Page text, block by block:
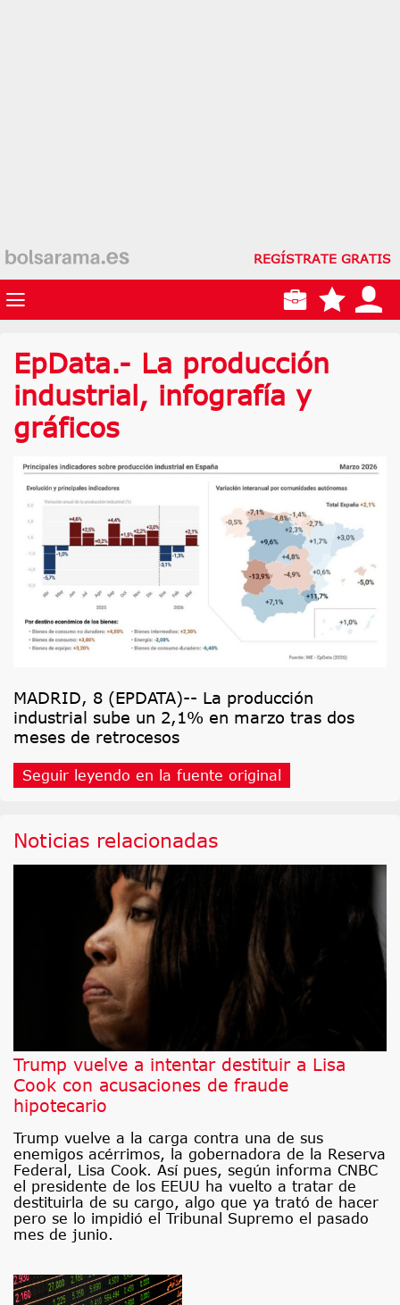
REGÍSTRATE GRATIS
EpData.- La producción
industrial, infografía y
gráficos
MADRID, 8 (EPDATA)-- La producción
industrial sube un 2,1% en marzo tras dos
meses de retrocesos
Seguir leyendo en la fuente original
Noticias relacionadas
Trump vuelve a intentar destituir a Lisa
Cook con acusaciones de fraude
hipotecario
Trump vuelve a la carga contra una de sus
enemigos acérrimos, la gobernadora de la Reserva
Federal, Lisa Cook. Así pues, según informa CNBC
el presidente de los EEUU ha vuelto a tratar de
destituirla de su cargo, algo que ya trató de hacer
pero se lo impidió el Tribunal Supremo el pasado
mes de junio.